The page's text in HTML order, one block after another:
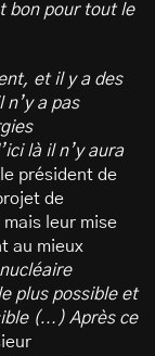
bon pour tout le
et il y a des
n’y a pas
là il n’y aura
président de
de
leur mise
au mieux
plus possible et
(…) Après ce